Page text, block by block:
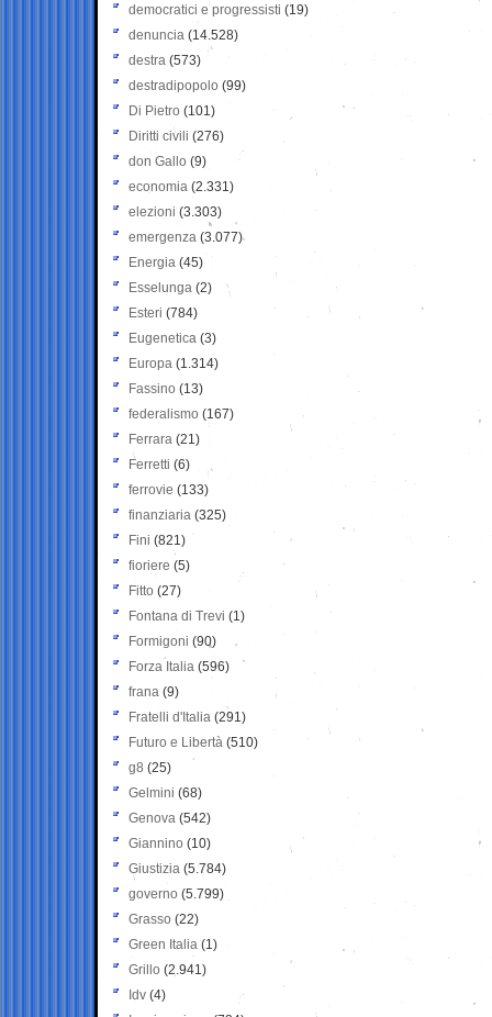
democratici e progressisti (19)
denuncia (14.528)
destra (573)
destradipopolo (99)
Di Pietro (101)
Diritti civili (276)
don Gallo (9)
economia (2.331)
elezioni (3.303)
emergenza (3.077)
Energia (45)
Esselunga (2)
Esteri (784)
Eugenetica (3)
Europa (1.314)
Fassino (13)
federalismo (167)
Ferrara (21)
Ferretti (6)
ferrovie (133)
finanziaria (325)
Fini (821)
fioriere (5)
Fitto (27)
Fontana di Trevi (1)
Formigoni (90)
Forza Italia (596)
frana (9)
Fratelli d'Italia (291)
Futuro e Libertà (510)
g8 (25)
Gelmini (68)
Genova (542)
Giannino (10)
Giustizia (5.784)
governo (5.799)
Grasso (22)
Green Italia (1)
Grillo (2.941)
Idv (4)